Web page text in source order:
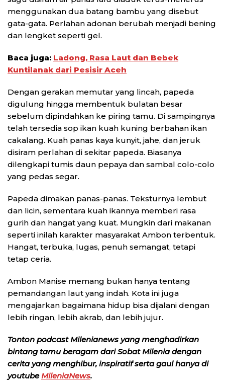
menggunakan dua batang bambu yang disebut
gata-gata. Perlahan adonan berubah menjadi bening
dan lengket seperti gel.
Baca juga: Ladong, Rasa Laut dan Bebek
Kuntilanak dari Pesisir Aceh
Dengan gerakan memutar yang lincah, papeda
digulung hingga membentuk bulatan besar
sebelum dipindahkan ke piring tamu. Di sampingnya
telah tersedia sop ikan kuah kuning berbahan ikan
cakalang. Kuah panas kaya kunyit, jahe, dan jeruk
disiram perlahan di sekitar papeda. Biasanya
dilengkapi tumis daun pepaya dan sambal colo-colo
yang pedas segar.
Papeda dimakan panas-panas. Teksturnya lembut
dan licin, sementara kuah ikannya memberi rasa
gurih dan hangat yang kuat. Mungkin dari makanan
seperti inilah karakter masyarakat Ambon terbentuk.
Hangat, terbuka, lugas, penuh semangat, tetapi
tetap ceria.
Ambon Manise memang bukan hanya tentang
pemandangan laut yang indah. Kota ini juga
mengajarkan bagaimana hidup bisa dijalani dengan
lebih ringan, lebih akrab, dan lebih jujur.
Tonton podcast Milenianews yang menghadirkan
bintang tamu beragam dari Sobat Milenia dengan
cerita yang menghibur, inspiratif serta gaul hanya di
youtube MileniaNews.